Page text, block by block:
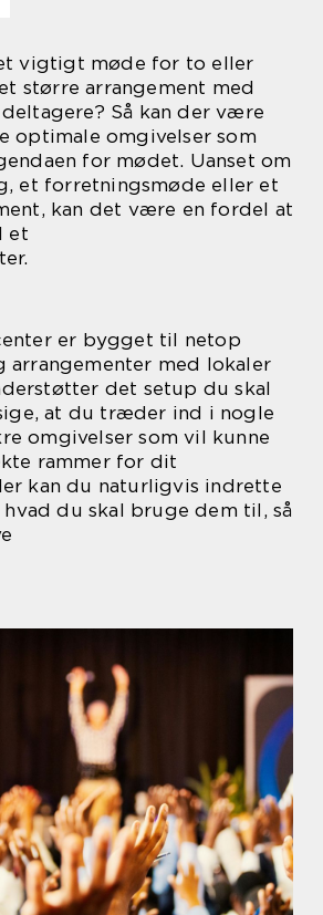
vigtigt møde for to eller
større arrangement med
Så kan der være
optimale omgivelser som
for mødet. Uanset om
et forretningsmøde eller et
kan det være en fordel at
et
er bygget til netop
arrangementer med lokaler
det setup du skal
at du træder ind i nogle
omgivelser som vil kunne
rammer for dit
kan du naturligvis indrette
du skal bruge dem til, så